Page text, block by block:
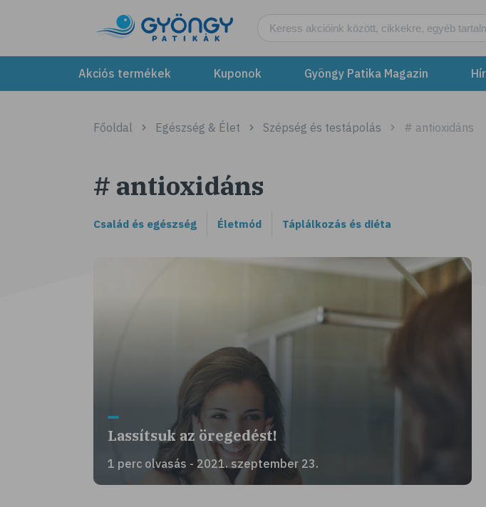
Akciós termékek Kuponok Gyöngy Patika Magazin
Főoldal Egészség & Élet Szépség és testápolás # antioxidáns
# antioxidáns
Család és egészség Életmód Táplálkozás és diéta
Lassítsuk az öregedést!
1 perc olvasás - 2021. szeptember 23.